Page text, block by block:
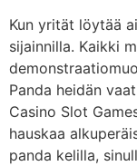
Kun yrität löytää
sijainnilla. Kaikki
Panda heidän
Casino Slot
hauskaa
panda kelilla,